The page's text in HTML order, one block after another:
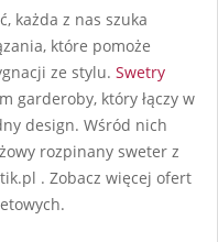
każda z nas szuka
które pomoże
ze stylu. Swetry
garderoby, który łączy w
design. Wśród nich
rozpinany sweter z
. Zobacz więcej ofert